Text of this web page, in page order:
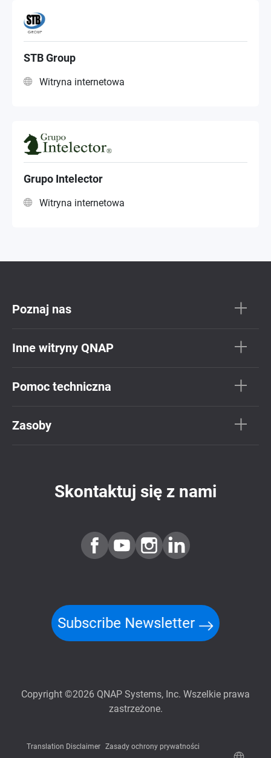
STB Group
Witryna internetowa
Grupo Intelector
Witryna internetowa
Poznaj nas
Inne witryny QNAP
Pomoc techniczna
Zasoby
Skontaktuj się z nami
Subscribe Newsletter
Copyright ©2026 QNAP Systems, Inc. Wszelkie prawa
zastrzeżone.
Translation Disclaimer Zasady ochrony prywatności